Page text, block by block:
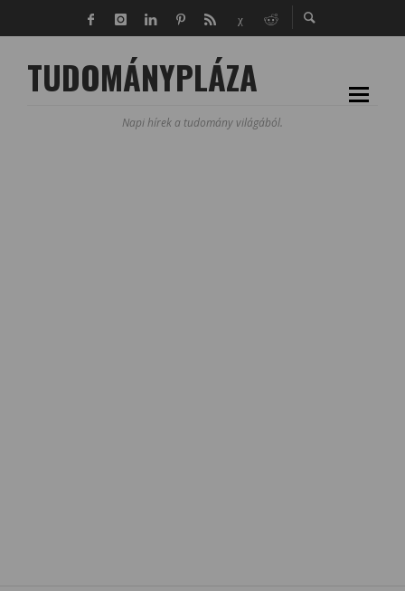
TUDOMÁNYPLÁZA
Napi hírek a tudomány világából.